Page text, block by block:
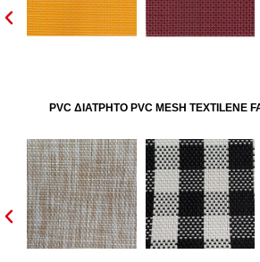
PVC ΔΙΑΤΡΗΤΟ PVC MESH TEXTILENE